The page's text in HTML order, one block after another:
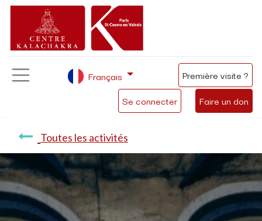
Se connecter Faire un don
Français Première visite ?
Toutes les activités